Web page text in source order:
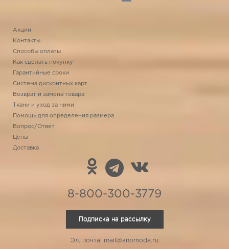
Акции
Контакты
Способы оплаты
Как сделать покупку
Гарантийные сроки
Система дисконтных карт
Возврат и замена товара
Ткани и уход за ними
Помощь для определения размера
Вопрос/Ответ
Цены
Доставка
8-800-300-3779
Подписка на рассылку
Эл. почта: mail@anomoda.ru